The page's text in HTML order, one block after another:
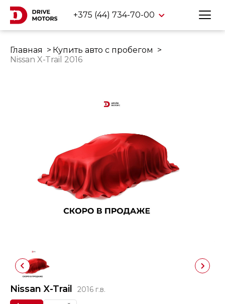
+375 (44) 734-70-00
Главная
Купить авто с пробегом
Nissan X-Trail 2016
Nissan X-Trail
2016 г.в.